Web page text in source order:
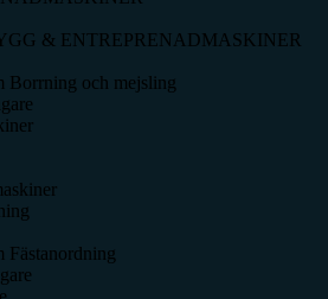
& ENTREPRENADMASKINER
Borrning och mejsling
Fästanordning